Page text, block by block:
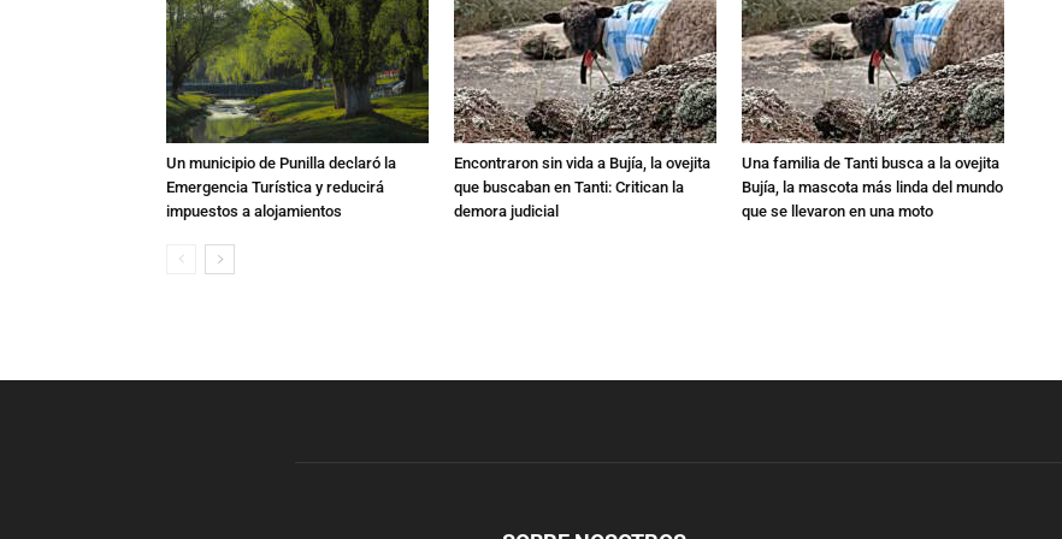
Un municipio de Punilla declaró la
Emergencia Turística y reducirá
impuestos a alojamientos
Encontraron sin vida a Bujía, la ovejita
que buscaban en Tanti: Critican la
demora judicial
Una familia de Tanti busca a la ovejita
Bujía, la mascota más linda del mundo
que se llevaron en una moto